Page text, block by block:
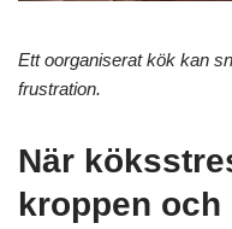
Ett oorganiserat kök kan
frustration.
När
kroppen och